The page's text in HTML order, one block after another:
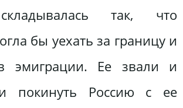
так, что
бы уехать за границу и
в эмиграции. Ее звали и
покинуть Россию с ее